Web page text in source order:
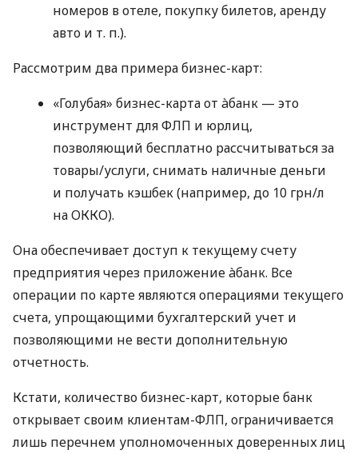
номеров в отеле, покупку билетов, аренду
авто и т. п.).
Рассмотрим два примера бизнес-карт:
«Голубая» бизнес-карта от àбанк — это
инструмент для ФЛП и юрлиц,
позволяющий бесплатно рассчитываться за
товары/услуги, снимать наличные деньги
и получать кэшбек (например, до 10 грн/л
на ОККО).
Она обеспечивает доступ к текущему счету
предприятия через приложение àбанк. Все
операции по карте являются операциями текущего
счета, упрощающими бухгалтерский учет и
позволяющими не вести дополнительную
отчетность.
Кстати, количество бизнес-карт, которые банк
открывает своим клиентам-ФЛП, ограничивается
лишь перечнем уполномоченных доверенных лиц